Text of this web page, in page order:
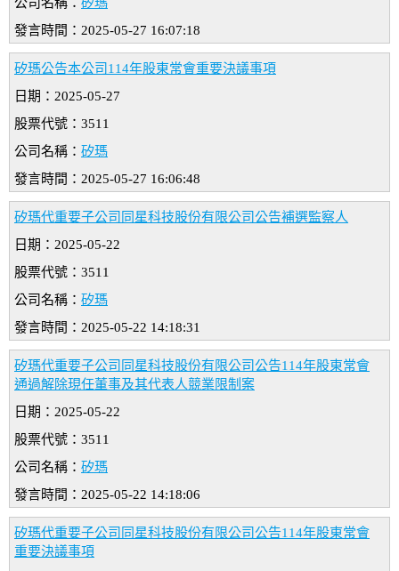
發言時間：2025-05-27 16:07:18
矽瑪公告本公司114年股東常會重要決議事項
日期：2025-05-27
股票代號：3511
公司名稱： 矽瑪
發言時間：2025-05-27 16:06:48
矽瑪代重要子公司同星科技股份有限公司公告補選監察人
日期：2025-05-22
股票代號：3511
公司名稱： 矽瑪
發言時間：2025-05-22 14:18:31
矽瑪代重要子公司同星科技股份有限公司公告114年股東常會
通過解除現任董事及其代表人競業限制案
日期：2025-05-22
股票代號：3511
公司名稱： 矽瑪
發言時間：2025-05-22 14:18:06
矽瑪代重要子公司同星科技股份有限公司公告114年股東常會
重要決議事項